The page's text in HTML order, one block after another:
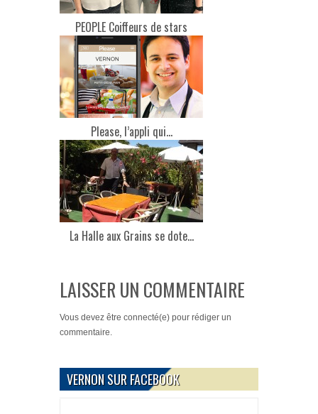
PEOPLE Coiffeurs de stars
Please, l’appli qui...
La Halle aux Grains se dote...
LAISSER UN COMMENTAIRE
Vous devez être connecté(e) pour rédiger un
commentaire.
VERNON SUR FACEBOOK